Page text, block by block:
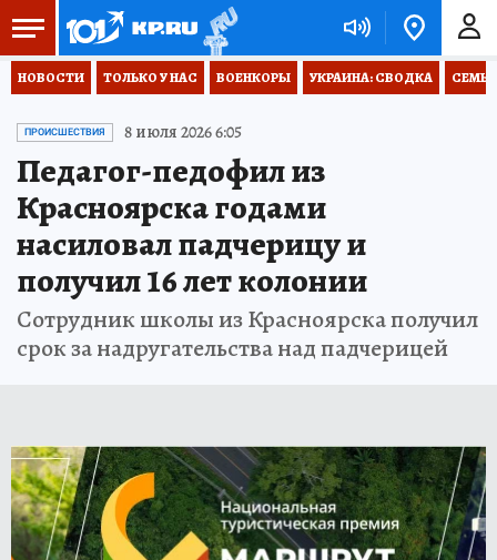
НОВОСТИ ТОЛЬКО У НАС ВОЕНКОРЫ УКРАИНА: СВОДКА
ПРОИСШЕСТВИЯ 8 июля 2026 6:05
Педагог-педофил из
Красноярска годами
насиловал падчерицу и
получил 16 лет колонии
Сотрудник школы из Красноярска получил
срок за надругательства над падчерицей